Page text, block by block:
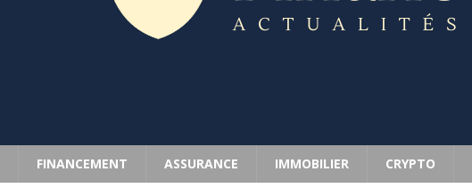
FINANCEMENT ASSURANCE IMMOBILIER CRYPTO